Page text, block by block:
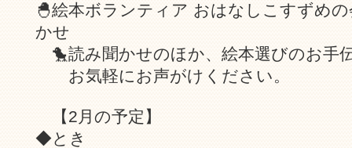
🐣絵本ボランティア おはなしこすずめ
かせ
🐤読み聞かせのほか、絵本選びのお手
お気軽にお声がけください。
【2月の予定】
◆とき